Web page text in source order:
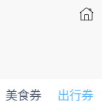
美食券 出行券